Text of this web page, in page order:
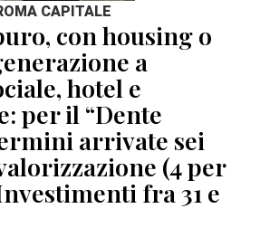
CAPITALE
con housing o
a
hotel e
per il “Dente
arrivate sei
(4 per
fra 31 e